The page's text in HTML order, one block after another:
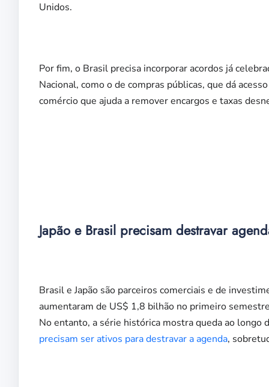
Unidos.
Por fim, o Brasil precisa incorporar acordos já
Nacional, como o de compras públicas, que dá
comércio que ajuda a remover encargos e taxas
Japão e Brasil precisam destravar
Brasil e Japão são parceiros comerciais e de
aumentaram de US$ 1,8 bilhão no primeiro
No entanto, a série histórica mostra queda ao longo
precisam ser ativos para destravar a agenda,